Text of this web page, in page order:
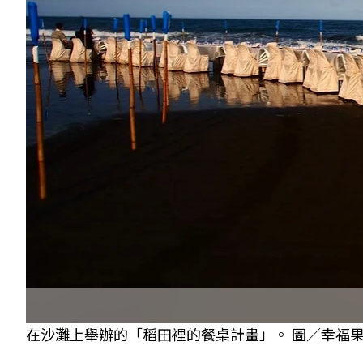
在沙灘上舉辦的「稻田裡的餐桌計畫」。 圖／幸福